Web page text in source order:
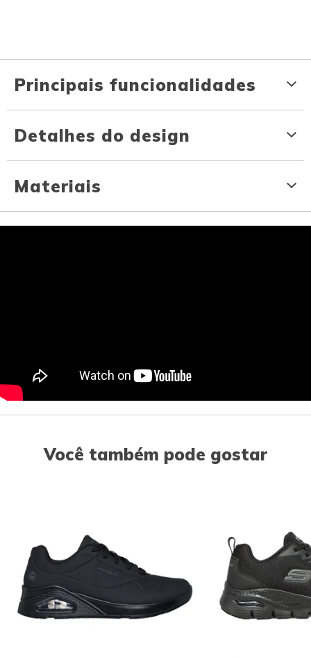
Principais funcionalidades
Detalhes do design
Materiais
Você também pode gostar